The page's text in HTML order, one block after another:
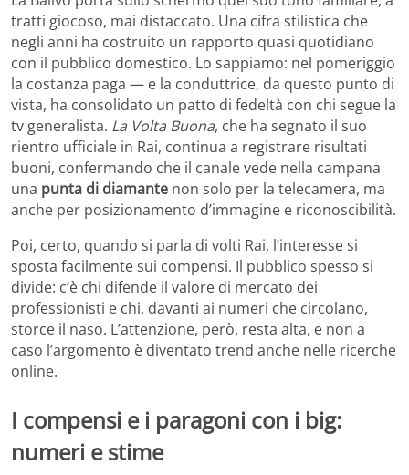
tratti giocoso, mai distaccato. Una cifra stilistica che
negli anni ha costruito un rapporto quasi quotidiano
con il pubblico domestico. Lo sappiamo: nel pomeriggio
la costanza paga — e la conduttrice, da questo punto di
vista, ha consolidato un patto di fedeltà con chi segue la
tv generalista. La Volta Buona, che ha segnato il suo
rientro ufficiale in Rai, continua a registrare risultati
buoni, confermando che il canale vede nella campana
una punta di diamante non solo per la telecamera, ma
anche per posizionamento d’immagine e riconoscibilità.
Poi, certo, quando si parla di volti Rai, l’interesse si
sposta facilmente sui compensi. Il pubblico spesso si
divide: c’è chi difende il valore di mercato dei
professionisti e chi, davanti ai numeri che circolano,
storce il naso. L’attenzione, però, resta alta, e non a
caso l’argomento è diventato trend anche nelle ricerche
online.
I compensi e i paragoni con i big:
numeri e stime